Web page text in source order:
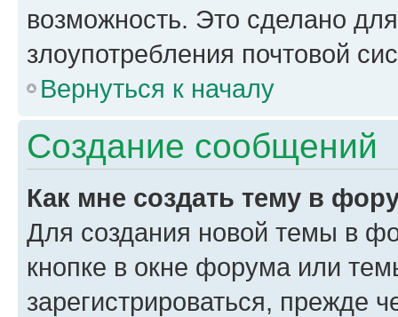
возможность. Это сделано
злоупотребления почтовой
Вернуться к началу
Создание сообщений
Как мне создать тему в
Для создания новой темы в
кнопке в окне форума или
зарегистрироваться, прежде